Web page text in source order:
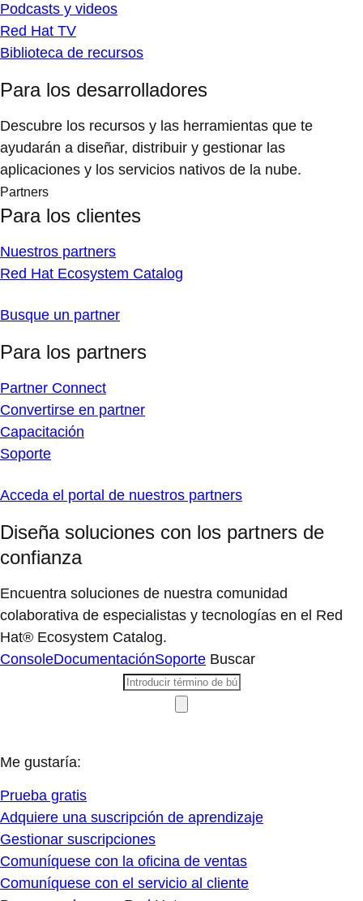
Podcasts y videos
Red Hat TV
Biblioteca de recursos
Para los desarrolladores
Descubre los recursos y las herramientas que te
ayudarán a diseñar, distribuir y gestionar las
aplicaciones y los servicios nativos de la nube.
Partners
Para los clientes
Nuestros partners
Red Hat Ecosystem Catalog
Busque un partner
Para los partners
Partner Connect
Convertirse en partner
Capacitación
Soporte
Acceda el portal de nuestros partners
Diseña soluciones con los partners de
confianza
Encuentra soluciones de nuestra comunidad
colaborativa de especialistas y tecnologías en el Red
Hat® Ecosystem Catalog.
ConsoleDocumentaciónSoporte Buscar
Me gustaría:
Prueba gratis
Adquiere una suscripción de aprendizaje
Gestionar suscripciones
Comuníquese con la oficina de ventas
Comuníquese con el servicio al cliente